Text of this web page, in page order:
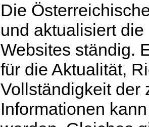
Die
und aktualisiert
Websites ständig.
für die Aktualität,
Vollständigkeit der
Informationen